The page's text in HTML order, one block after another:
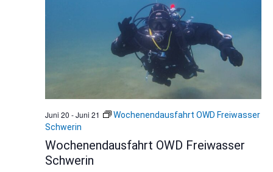
Wochenendausfahrt OWD Freiwasser
Schwerin
Juni 20 -Juni 21
Wochenendausfahrt OWD Freiwasser
Schwerin